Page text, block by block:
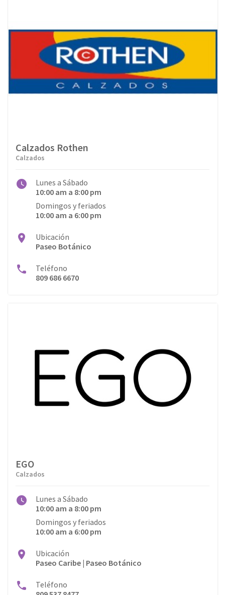
Hipermercado
Hogar
Opticas
Salud
Servicios Médicos
Telefonía
Vestimenta
Calzados Rothen
Calzados
Lunes a Sábado
10:00 am a 8:00 pm
Domingos y feriados
10:00 am a 6:00 pm
Ubicación
Paseo Botánico
Teléfono
809 686 6670
EGO
Calzados
Lunes a Sábado
10:00 am a 8:00 pm
Domingos y feriados
10:00 am a 6:00 pm
Ubicación
Paseo Caribe | Paseo Botánico
Teléfono